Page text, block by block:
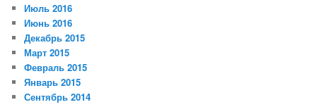
Июль 2016
Июнь 2016
Декабрь 2015
Март 2015
Февраль 2015
Январь 2015
Сентябрь 2014